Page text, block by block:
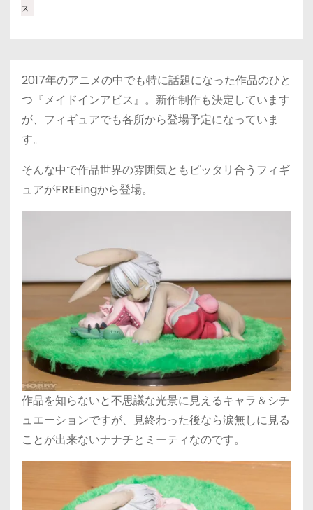
ス
2017年のアニメの中でも特に話題になった作品のひと
つ『メイドインアビス』。新作制作も決定しています
が、フィギュアでも各所から登場予定になっていま
す。
そんな中で作品世界の雰囲気ともピッタリ合うフィギ
ュアがFREEingから登場。
作品を知らないと不思議な光景に見えるキャラ＆シチ
ュエーションですが、見終わった後なら涙無しに見る
ことが出来ないナナチとミーティなのです。